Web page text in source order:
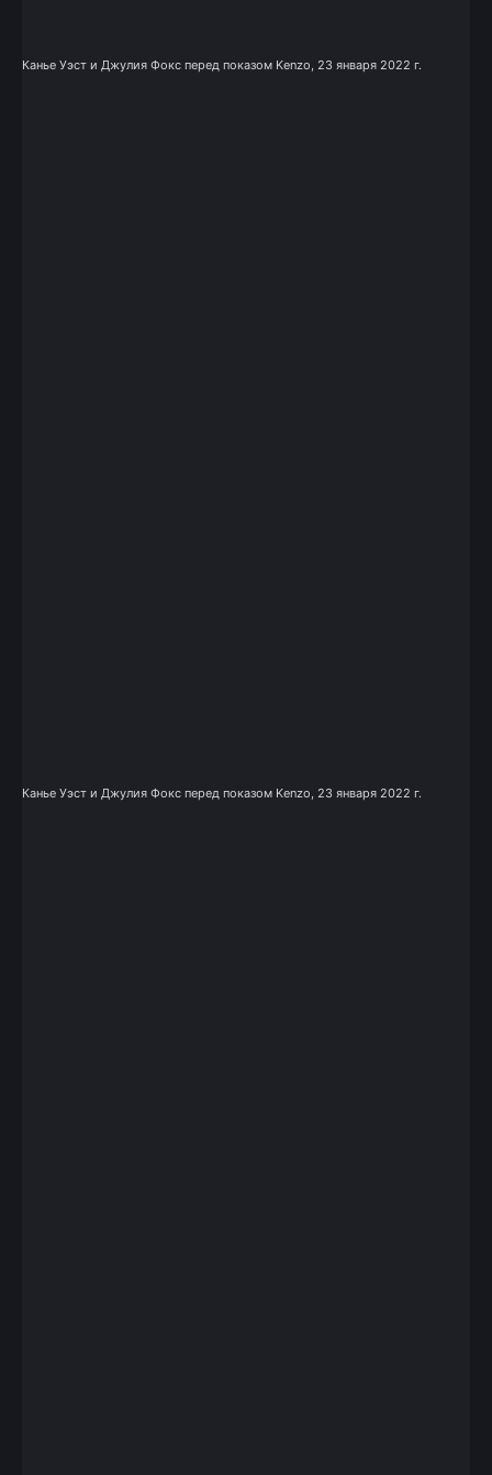
Канье Уэст и Джулия Фокс перед показом Kenzo, 23 января 2022 г.
Канье Уэст и Джулия Фокс перед показом Kenzo, 23 января 2022 г.